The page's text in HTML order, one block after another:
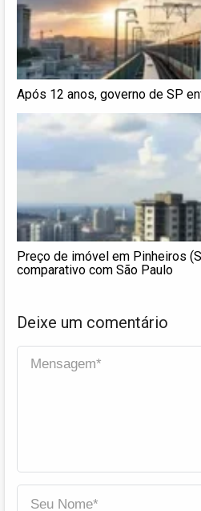
Após 12 anos, governo de SP
Preço de imóvel em Pinheiros
comparativo com São Paulo
Deixe um comentário